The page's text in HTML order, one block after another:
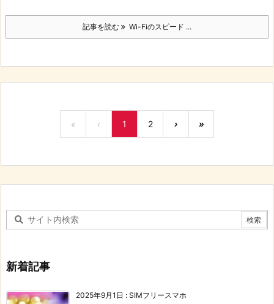
記事を読む Wi-Fiのスピード ...
« ‹ 1 2 › »
新着記事
2025年9月1日 : SIMフリースマホ